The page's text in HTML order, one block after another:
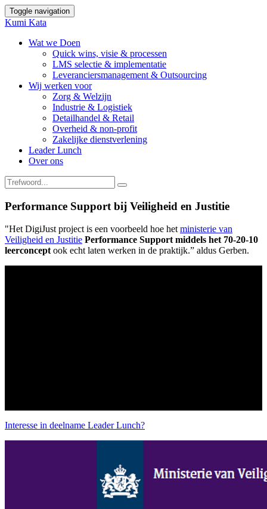
Toggle navigation
Kumi Kata
Wat we Doen
Quick wins, visie & processen
LMS selectie & implementatie
Leveranciersmanagement & Outsourcing
Wij werken voor
Zorg & Welzijn
Industrie & Logistiek
Detailhandel & Retail
Overheid & non-profit
Zakelijke dienstverlening
Leader Lunch
Over ons
Performance Support bij Veiligheid en Justitie
"Het DigiJust project is een voorbeeld hoe hetministerie van
Veiligheid en Justitie Performance Support middels het 70-20-10
leerconceptook echt laten werken in de praktijk.” aldus Gerben.
Interesse in deelname Leader Lunch?